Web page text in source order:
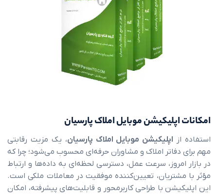
موبایل املاک پارسیان
اپلیکیشن موبایل املاک پارسیان،یکمزیترقابتی
املاک ومشاورانحرفه‌ایمحسوبمی‌شود؛چرا که
سرعتعمل،دسترسیلحظه‌ایبه داده‌هاوارتباط
تعیین‌کنندهموفقیتدر معاملات ملکیاست.
باطراحیکاربرمحورو قابلیت‌های پیشرفته،امکان